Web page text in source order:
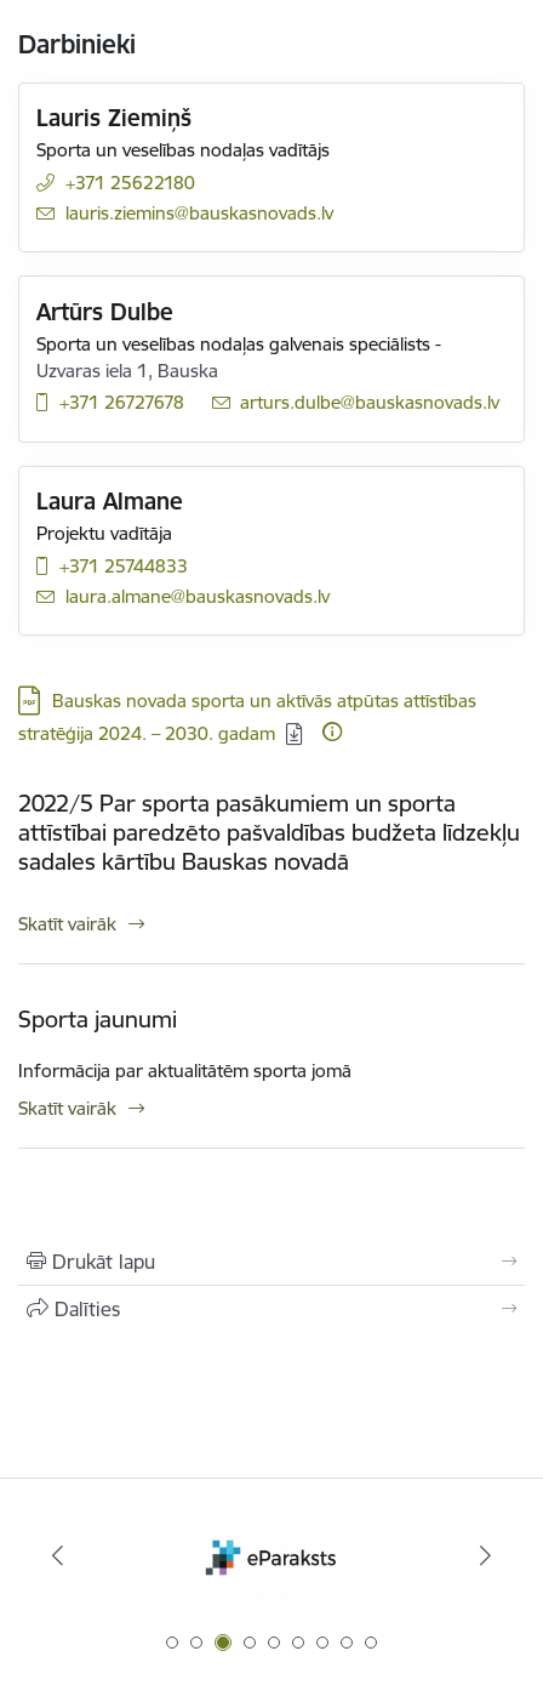
Darbinieki
Lauris Ziemiņš
Sporta un veselības nodaļas vadītājs
+371 25622180
E-pasts:
lauris.ziemins@bauskasnovads.lv
Artūrs Dulbe
Sporta un veselības nodaļas galvenais speciālists -
Uzvaras iela 1, Bauska
+371 26727678
E-pasts:
arturs.dulbe@bauskasnovads.lv
Laura Almane
Projektu vadītāja
+371 25744833
E-pasts:
laura.almane@bauskasnovads.lv
Lejupielādēt:
Bauskas novada sporta un aktīvās atpūtas attīstības
stratēģija 2024. – 2030. gadam
2022/5 Par sporta pasākumiem un sporta
attīstībai paredzēto pašvaldības budžeta līdzekļu
sadales kārtību Bauskas novadā
Skatīt vairāk
Sporta jaunumi
Informācija par aktualitātēm sporta jomā
Skatīt vairāk
Drukāt lapu
Dalīties